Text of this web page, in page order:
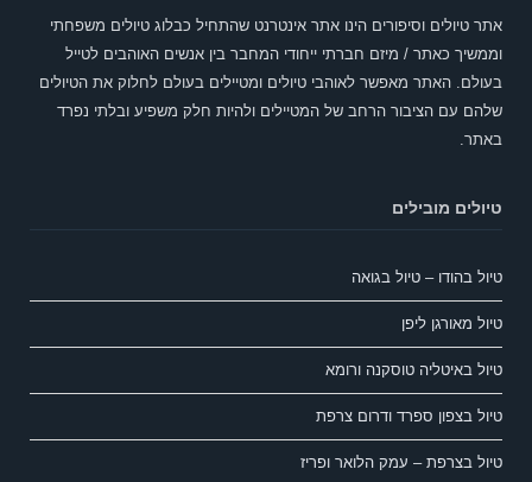
אתר טיולים וסיפורים הינו אתר אינטרנט שהתחיל כבלוג טיולים משפחתי
וממשיך כאתר / מיזם חברתי ייחודי המחבר בין אנשים האוהבים לטייל
בעולם. האתר מאפשר לאוהבי טיולים ומטיילים בעולם לחלוק את הטיולים
שלהם עם הציבור הרחב של המטיילים ולהיות חלק משפיע ובלתי נפרד
באתר.
טיולים מובילים
טיול בהודו – טיול בגואה
טיול מאורגן ליפן
טיול באיטליה טוסקנה ורומא
טיול בצפון ספרד ודרום צרפת
טיול בצרפת – עמק הלואר ופריז